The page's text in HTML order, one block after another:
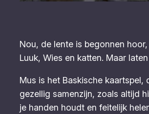
Nou, de lente is begonnen
Luuk, Wies en katten. Maar
Mus is het Baskische
gezellig samenzijn, zoals altijd
je handen houdt en feitelijk